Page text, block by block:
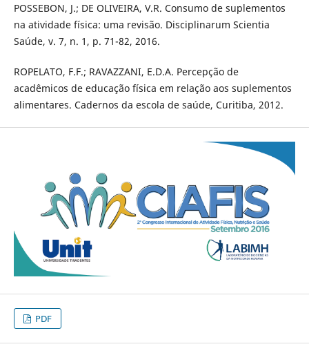
POSSEBON, J.; DE OLIVEIRA, V.R. Consumo de suplementos
na atividade física: uma revisão. Disciplinarum Scientia
Saúde, v. 7, n. 1, p. 71-82, 2016.
ROPELATO, F.F.; RAVAZZANI, E.D.A. Percepção de
acadêmicos de educação física em relação aos suplementos
alimentares. Cadernos da escola de saúde, Curitiba, 2012.
PDF